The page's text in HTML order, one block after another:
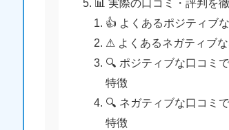
📊 実際の口コミ・評判を
👍 よくあるポジティブ
⚠ よくあるネガティブ
🔍 ポジティブな口コミ
特徴
🔍 ネガティブな口コミ
特徴